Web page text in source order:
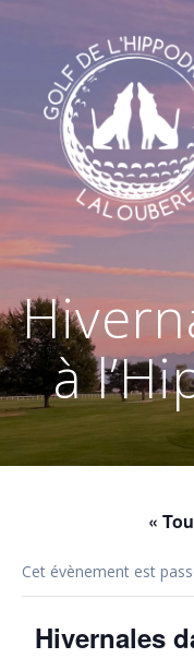
à
«
Cet évènement est
Hivernales